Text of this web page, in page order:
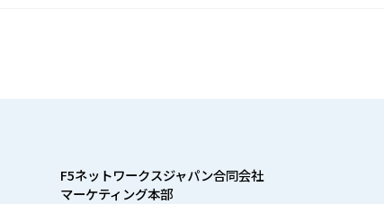
F5ネットワークスジャパン合同会社
マーケティング本部